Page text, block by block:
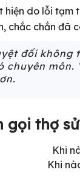
hiện do lỗi
chắc chắn đã
đối
chuyên
gọi thợ
Khi